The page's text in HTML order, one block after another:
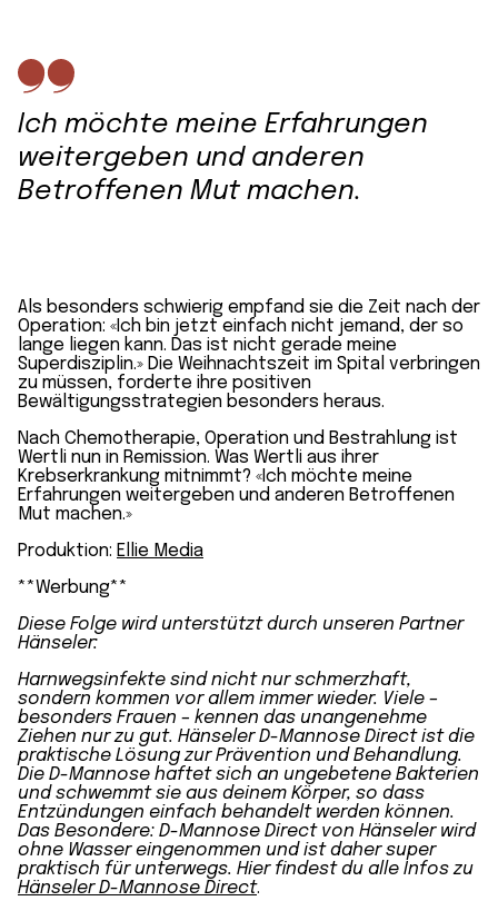
Ich möchte meine Erfahrungen
weitergeben und anderen
Betroffenen Mut machen.
Als besonders schwierig empfand sie die Zeit nach der
Operation: «Ich bin jetzt einfach nicht jemand, der so
lange liegen kann. Das ist nicht gerade meine
Superdisziplin.» Die Weihnachtszeit im Spital verbringen
zu müssen, forderte ihre positiven
Bewältigungsstrategien besonders heraus.
Nach Chemotherapie, Operation und Bestrahlung ist
Wertli nun in Remission. Was Wertli aus ihrer
Krebserkrankung mitnimmt? «Ich möchte meine
Erfahrungen weitergeben und anderen Betroffenen
Mut machen.»
Produktion: Ellie Media
**Werbung**
Diese Folge wird unterstützt durch unseren Partner
Hänseler:
Harnwegsinfekte sind nicht nur schmerzhaft,
sondern kommen vor allem immer wieder. Viele –
besonders Frauen – kennen das unangenehme
Ziehen nur zu gut. Hänseler D-Mannose Direct ist die
praktische Lösung zur Prävention und Behandlung.
Die D-Mannose haftet sich an ungebetene Bakterien
und schwemmt sie aus deinem Körper, so dass
Entzündungen einfach behandelt werden können.
Das Besondere: D-Mannose Direct von Hänseler wird
ohne Wasser eingenommen und ist daher super
praktisch für unterwegs. Hier findest du alle Infos zu
Hänseler D-Mannose Direct.